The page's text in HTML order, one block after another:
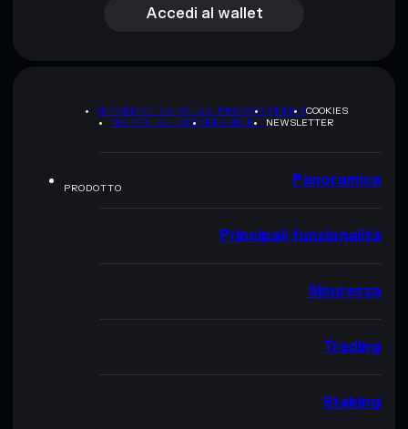
Accedi al wallet
INFORMATIVA SULLA PRIVACYTERMSCOOKIES
MAPPA DEL SITOBRAND KITNEWSLETTER
PRODOTTO Panoramica
Principali funzionalità
Sicurezza
Trading
Staking